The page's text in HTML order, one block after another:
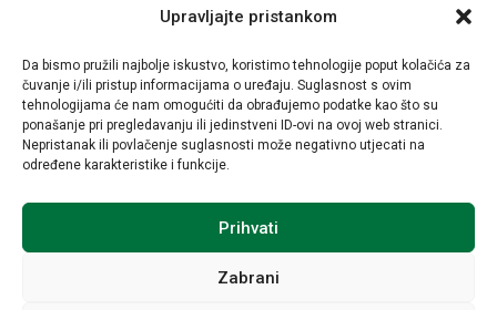
Upravljajte pristankom
Da bismo pružili najbolje iskustvo, koristimo tehnologije poput kolačića za
čuvanje i/ili pristup informacijama o uređaju. Suglasnost s ovim
tehnologijama će nam omogućiti da obrađujemo podatke kao što su
ponašanje pri pregledavanju ili jedinstveni ID-ovi na ovoj web stranici.
Nepristanak ili povlačenje suglasnosti može negativno utjecati na
određene karakteristike i funkcije.
Prihvati
Zabrani
Izjava o pristupačnosti mrežnog sjedišta
© IRMO – Impresum
OIB: 31120185175